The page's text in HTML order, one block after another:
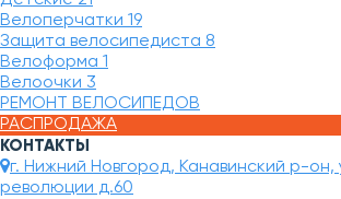
Велоперчатки 19
Защита велосипедиста 8
Велоформа 1
Велоочки 3
РЕМОНТ ВЕЛОСИПЕДОВ
РАСПРОДАЖА
КОНТАКТЫ
г. Нижний Новгород, Канавинский р-он,
революции д.60